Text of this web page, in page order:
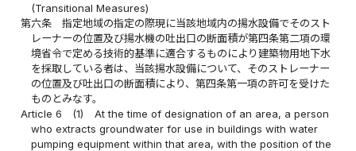
(Transitional Measures)
第六条
指定地域の指定の際現に当該地域内の揚水設備でそのスト
レーナーの位置及び揚水機の吐出口の断面積が第四条第二項の環
境省令で定める技術的基準に適合するものにより建築物用地下水
を採取している者は、当該揚水設備について、そのストレーナー
の位置及び吐出口の断面積により、第四条第一項の許可を受けた
ものとみなす。
Article 6
(1)
At the time of designation of an area, a person
who extracts groundwater for use in buildings with water
pumping equipment within that area, with the position of the